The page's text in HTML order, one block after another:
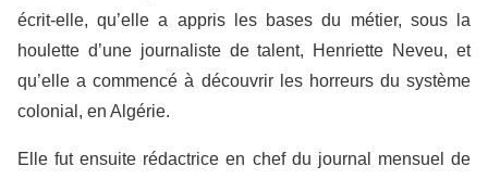
écrit-elle, qu’elle a appris les bases du métier, sous la
houlette d’une journaliste de talent, Henriette Neveu, et
qu’elle a commencé à découvrir les horreurs du système
colonial, en Algérie.
Elle fut ensuite rédactrice en chef du journal mensuel de